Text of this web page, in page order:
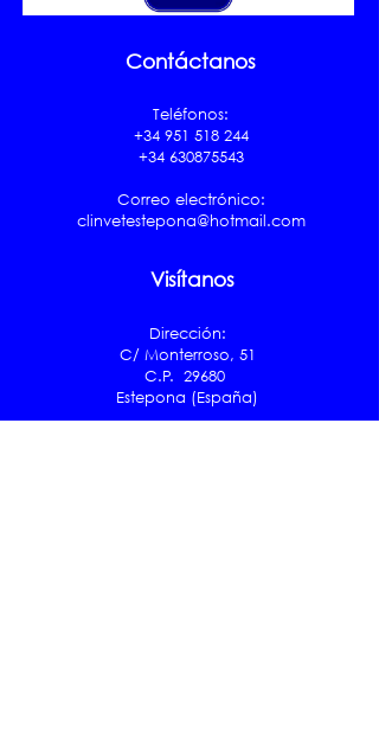
Contáctanos
Visítanos
Dirección:
C/ Monterroso, 51
C.P. 29680
Estepona (España)
Teléfonos:
+34 951 518 244
+34 630875543
Correo electrónico:
clinvetestepona@hotmail.com